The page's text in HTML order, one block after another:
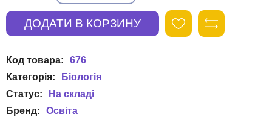
676
Біологія
Освіта